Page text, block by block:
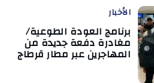
الأخبار
برنامج العودة الطوعية/
مغادرة دفعة جديدة من
المهاجرين عبر مطار قرطاج